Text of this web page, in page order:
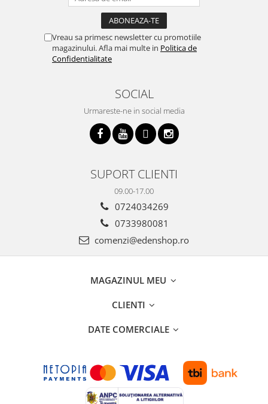
Vreau sa primesc newsletter cu promotiile
magazinului. Afla mai multe in Politica de
Confidentialitate
SOCIAL
Urmareste-ne in social media
SUPORT CLIENTI
09.00-17.00
0724034269
0733980081
comenzi@edenshop.ro
MAGAZINUL MEU
CLIENTI
DATE COMERCIALE